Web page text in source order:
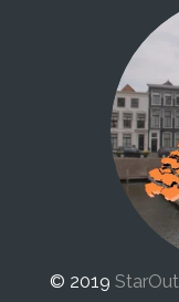
© 2019